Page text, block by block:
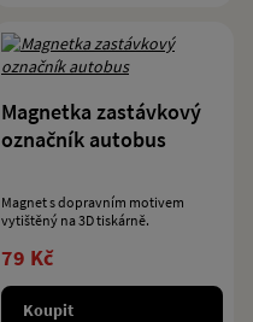
Magnetka zastávkový
označník autobus
Magnet s dopravním motivem
vytištěný na 3D tiskárně.
79 Kč
Koupit